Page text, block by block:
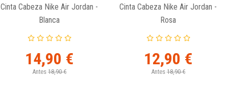
Cinta Cabeza Nike Air Jordan -
Blanca
14,90 €
Antes 18,90 €
Cinta Cabeza Nike Air Jordan -
Rosa
12,90 €
Antes 18,90 €